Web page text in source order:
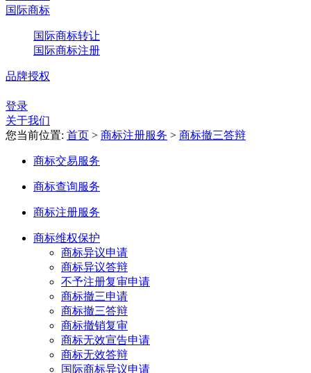
国际商标
国际商标转让
国际商标注册
品牌授权
登录
关于我们
您当前位置: 首页 > 商标注册服务 > 商标撤三答辩
商标交易服务
商标查询服务
商标注册服务
商标维权保护
商标异议申请
商标异议答辩
不予注册复审申请
商标撤三申请
商标撤三答辩
商标撤销复审
商标无效宣告申请
商标无效答辩
国际商标异议申请